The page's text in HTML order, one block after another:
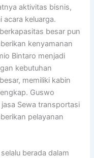
aktivitas bisnis,
keluarga.
besar pun
kenyamanan
Bintaro menjadi
kebutuhan
memiliki kabin
Guswo
Sewa transportasi
pelayanan
berada dalam